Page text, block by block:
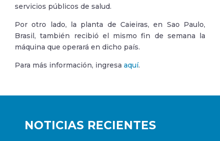
NOTICIAS RECIENTES
servicios públicos de salud.
Por otro lado, la planta de Caieiras, en Sao Paulo,
Brasil, también recibió el mismo fin de semana la
máquina que operará en dicho país.
Para más información, ingresa aquí.